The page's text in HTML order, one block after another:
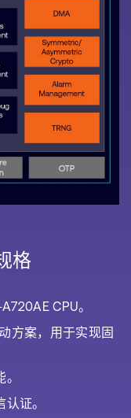
格
CPU。
方案，用于实现固
证。